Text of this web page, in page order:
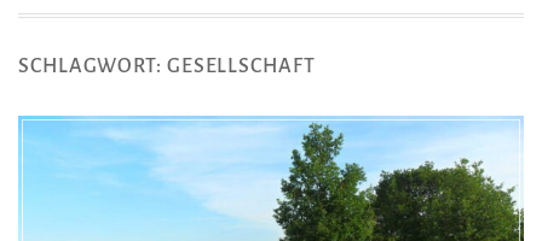
SCHLAGWORT: GESELLSCHAFT